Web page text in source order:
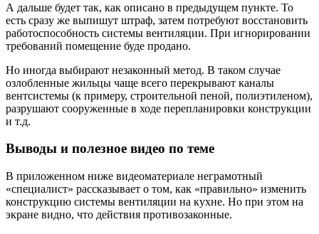
А дальше будет так, как описано в предыдущем пункте. То
есть сразу же выпишут штраф, затем потребуют восстановить
работоспособность системы вентиляции. При игнорировании
требований помещение буде продано.
Но иногда выбирают незаконный метод. В таком случае
озлобленные жильцы чаще всего перекрывают каналы
вентсистемы (к примеру, строительной пеной, полиэтиленом),
разрушают сооруженные в ходе перепланировки конструкции
и т.д.
Выводы и полезное видео по теме
В приложенном ниже видеоматериале неграмотный
«специалист» рассказывает о том, как «правильно» изменить
конструкцию системы вентиляции на кухне. Но при этом на
экране видно, что действия противозаконные.